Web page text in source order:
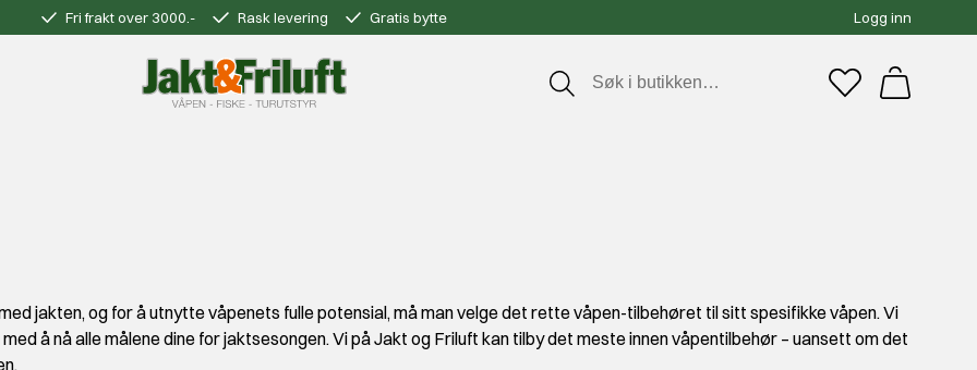
Fri frakt over 3000.- Rask levering Gratis bytte Logg inn
jakten, og for å utnytte våpenets fulle potensial, må man velge det rette våpen-tilbehøret til sitt spesifikke våpen. Vi
å nå alle målene dine for jaktsesongen. Vi på Jakt og Friluft kan tilby det meste innen våpentilbehør – uansett om det